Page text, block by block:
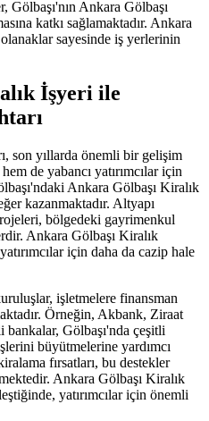
Gölbaşı'nın Ankara Gölbaşı
katkı sağlamaktadır. Ankara
sayesinde iş yerlerinin
İşyeri ile
son yıllarda önemli bir gelişim
de yabancı yatırımcılar için
Ankara Gölbaşı Kiralık
kazanmaktadır. Altyapı
bölgedeki gayrimenkul
Ankara Gölbaşı Kiralık
için daha da cazip hale
işletmelere finansman
Örneğin, Akbank, Ziraat
Gölbaşı'nda çeşitli
büyütmelerine yardımcı
fırsatları, bu destekler
Ankara Gölbaşı Kiralık
yatırımcılar için önemli